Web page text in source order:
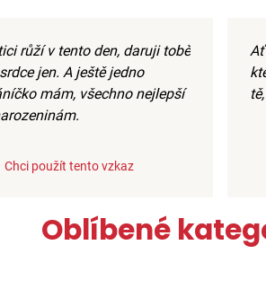
růží v tento den, daruji tobě
jen. A ještě jedno
mám, všechno nejlepší
Chci použít tento vzkaz
Oblíbené